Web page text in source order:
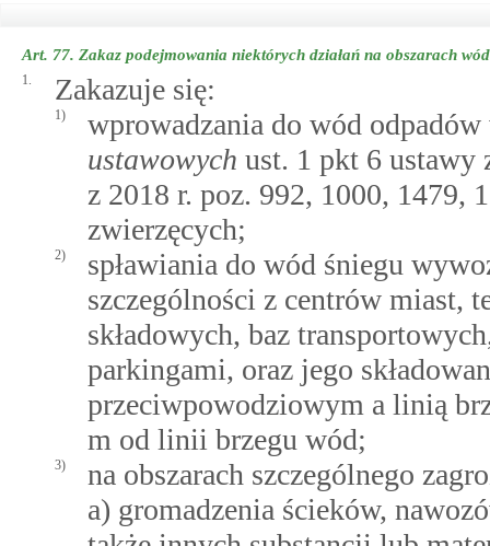
Art. 77. Zakaz podejmowania niektórych działań na obszarach
1. Zakazuje się:
1)
wprowadzania do wód
ustawowych ust. 1 pkt 6 ustawy
z 2018 r. poz. 992, 1000, 1479,
zwierzęcych;
2)
spławiania do wód śniegu
szczególności z centrów miast,
składowych, baz
parkingami, oraz jego
przeciwpowodziowym a linią
m od linii brzegu wód;
3)
na obszarach szczególnego
a) gromadzenia ścieków,